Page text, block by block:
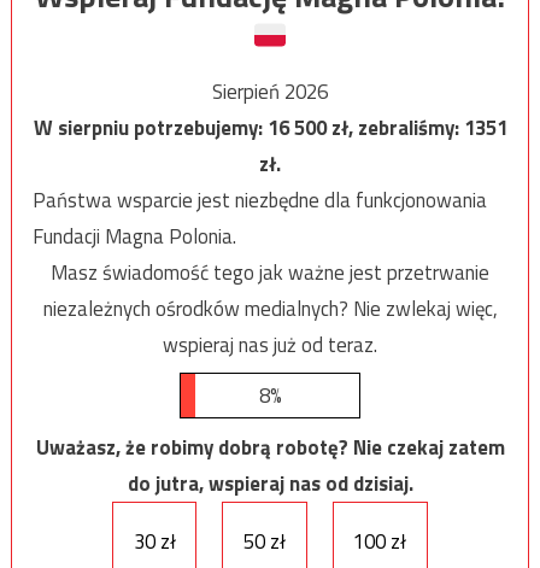
Sierpień 2026
W sierpniu potrzebujemy:16 500zł, zebraliśmy:1351
zł.
Państwa wsparcie jest niezbędne dla funkcjonowania
Fundacji Magna Polonia.
Masz świadomość tego jak ważne jest przetrwanie
niezależnych ośrodków medialnych? Nie zwlekaj więc,
wspieraj nas już od teraz.
8%
Uważasz, że robimy dobrą robotę? Nie czekaj zatem
do jutra, wspieraj nas od dzisiaj.
30 zł
50 zł 100 zł